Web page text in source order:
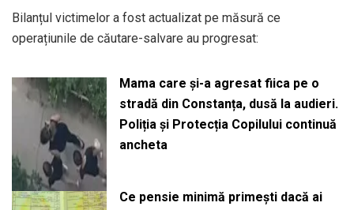
Bilanțul victimelor a fost actualizat pe măsură ce
operațiunile de căutare-salvare au progresat:
Mama care și-a agresat fiica pe o
stradă din Constanța, dusă la audieri.
Poliția și Protecția Copilului continuă
ancheta
Ce pensie minimă primești dacă ai